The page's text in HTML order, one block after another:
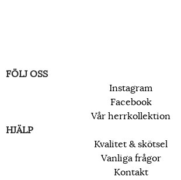
FÖLJ OSS
Instagram
Facebook
Vår herrkollektion
HJÄLP
Kvalitet & skötsel
Vanliga frågor
Kontakt